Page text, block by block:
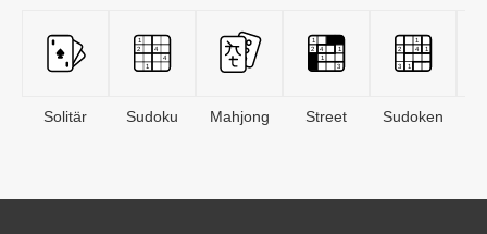
Solitär Sudoku Mahjong Street Sudoken